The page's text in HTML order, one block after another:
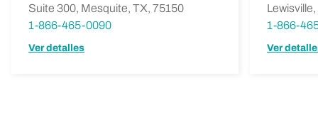
Suite 300, Mesquite, TX, 75150
1-866-465-0090
Ver detalles
1-866-
Ver